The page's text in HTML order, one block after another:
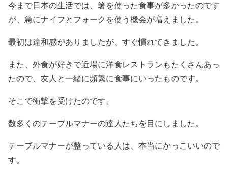
今まで日本の生活では、箸を使った食事が多かったのです
が、急にナイフとフォークを使う機会が増えました。
最初は違和感がありましたが、すぐ慣れてきました。
また、外食が好きで近場に洋食レストランもたくさんあっ
たので、友人と一緒に頻繁に食事にいったものです。
そこで衝撃を受けたのです。
数多くのテーブルマナーの達人たちを目にしました。
テーブルマナーが整っている人は、本当にかっこいいので
す。